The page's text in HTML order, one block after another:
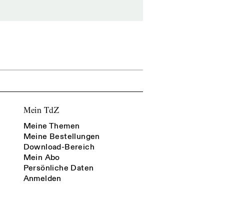
Mein TdZ
Meine Themen
Meine Bestellungen
Download-Bereich
Mein Abo
Persönliche Daten
Anmelden